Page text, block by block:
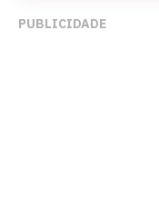
PUBLICIDADE